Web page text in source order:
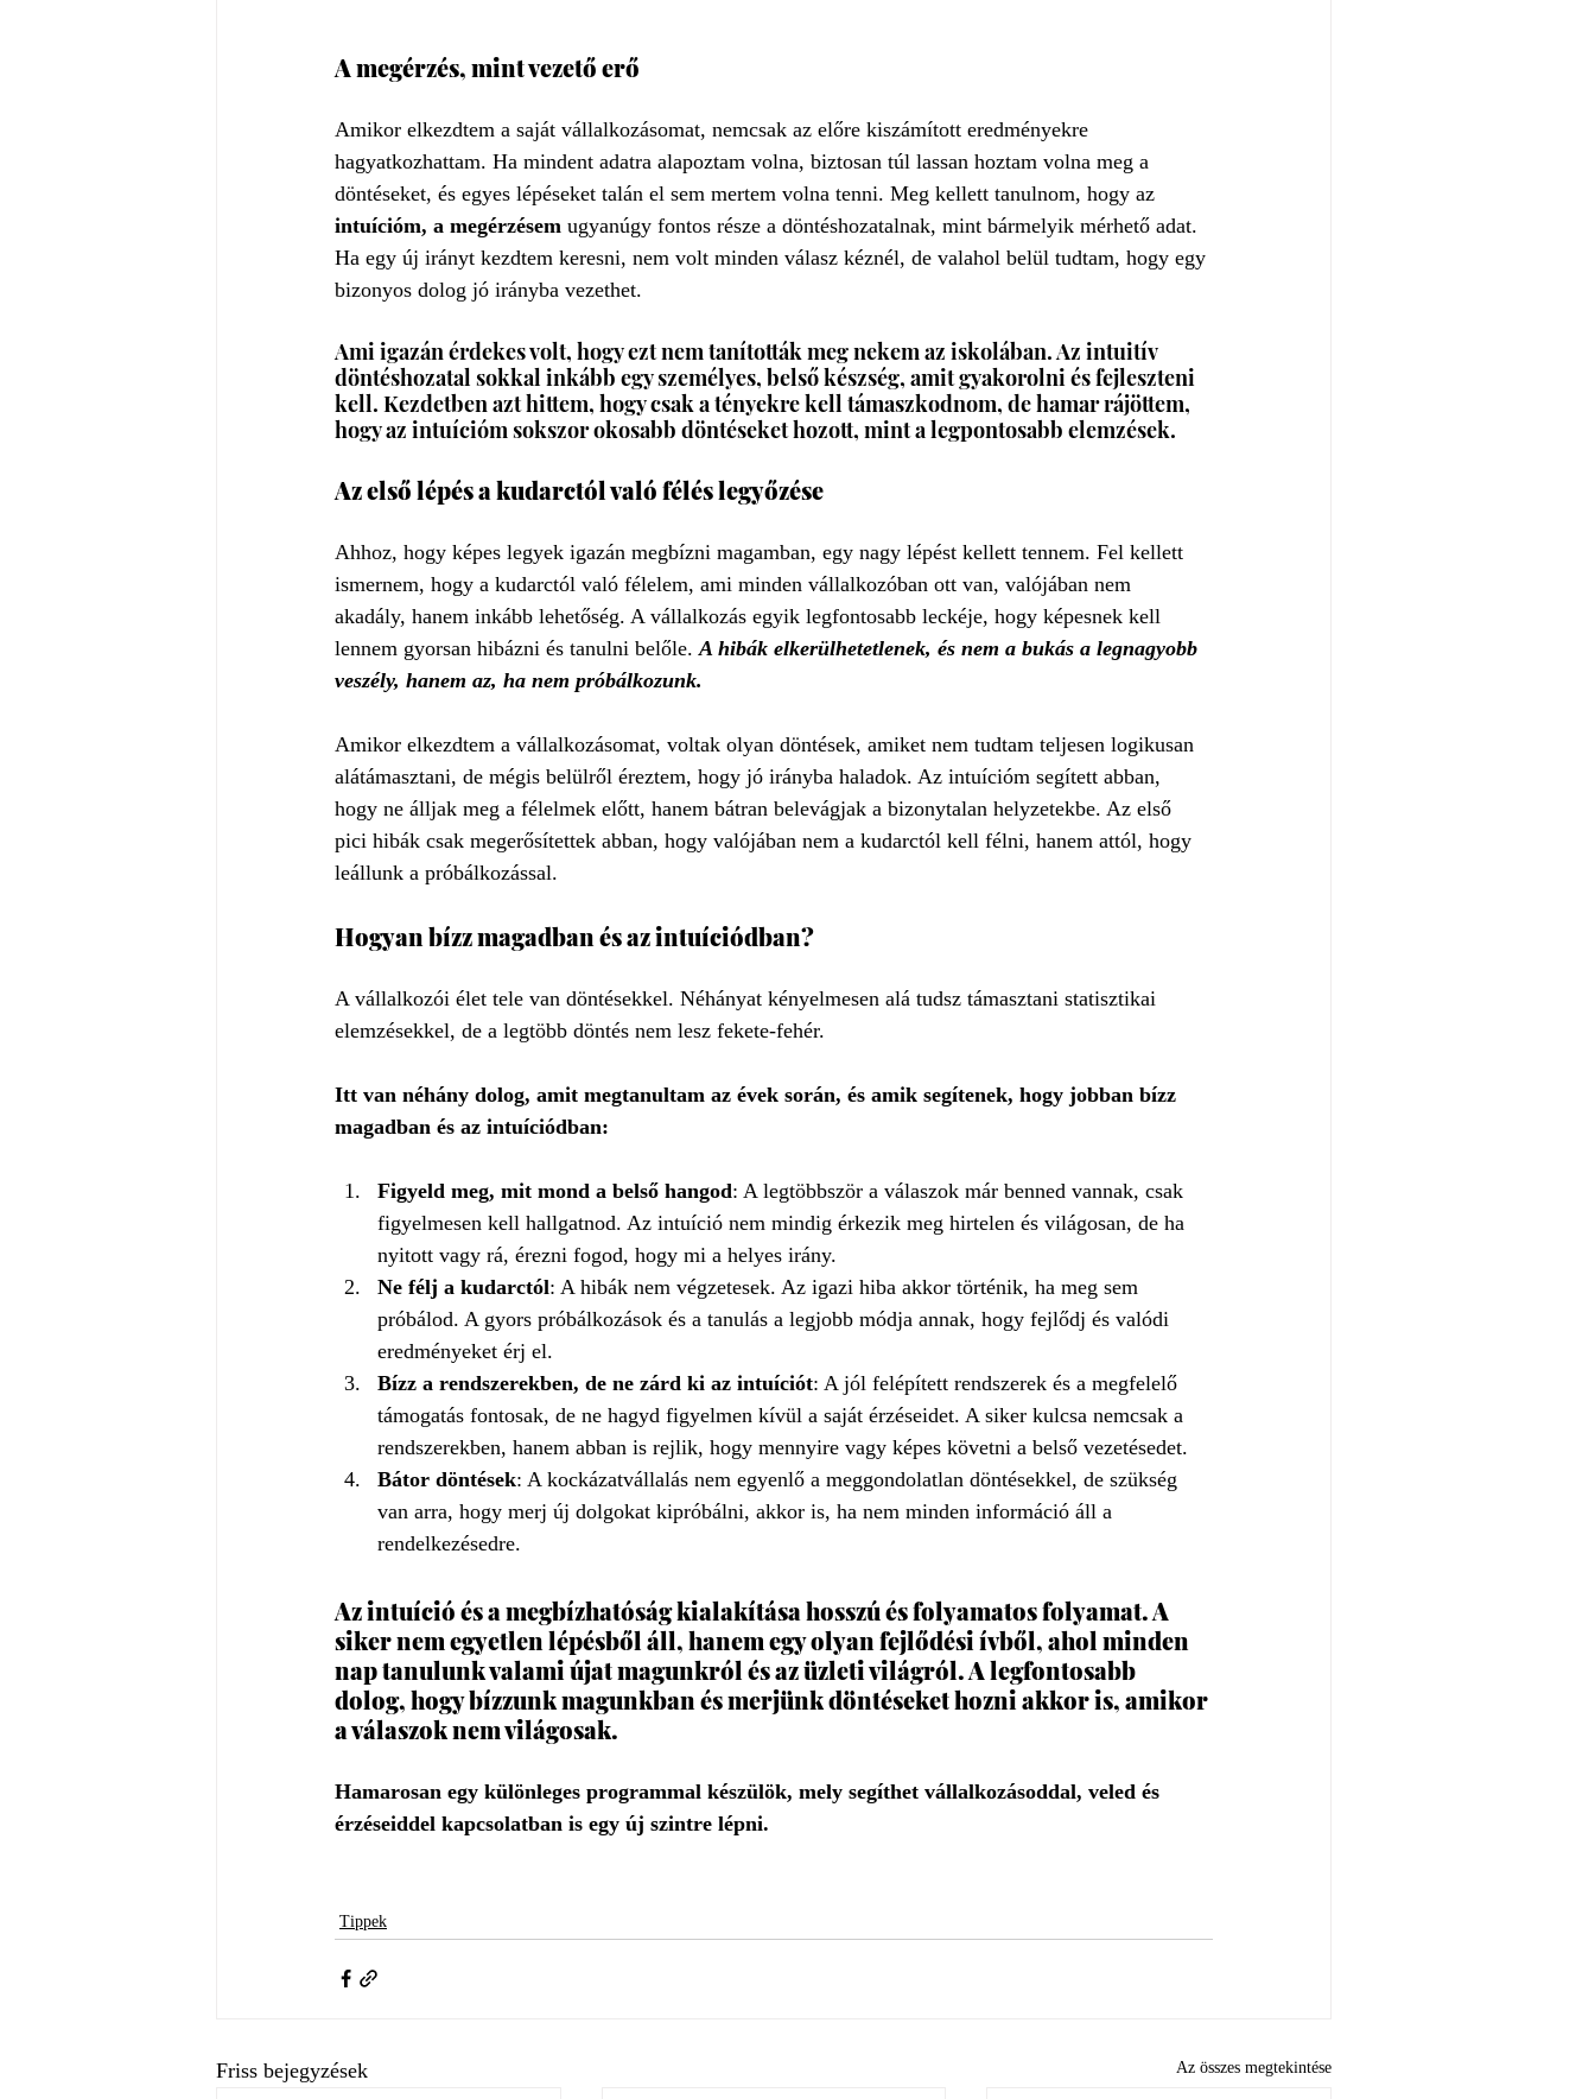
A megérzés, mint vezető erő
Amikor elkezdtem a saját vállalkozásomat, nemcsak az előre kiszámított eredményekre
hagyatkozhattam. Ha mindent adatra alapoztam volna, biztosan túl lassan hoztam volna meg a
döntéseket, és egyes lépéseket talán el sem mertem volna tenni. Meg kellett tanulnom, hogy az
intuícióm, a megérzésem ugyanúgy fontos része a döntéshozatalnak, mint bármelyik mérhető adat.
Ha egy új irányt kezdtem keresni, nem volt minden válasz kéznél, de valahol belül tudtam, hogy egy
bizonyos dolog jó irányba vezethet.
Ami igazán érdekes volt, hogy ezt nem tanították meg nekem az iskolában. Az intuitív
döntéshozatal sokkal inkább egy személyes, belső készség, amit gyakorolni és fejleszteni
kell. Kezdetben azt hittem, hogy csak a tényekre kell támaszkodnom, de hamar rájöttem,
hogy az intuícióm sokszor okosabb döntéseket hozott, mint a legpontosabb elemzések.
Az első lépés a kudarctól való félés legyőzése
Ahhoz, hogy képes legyek igazán megbízni magamban, egy nagy lépést kellett tennem. Fel kellett
ismernem, hogy a kudarctól való félelem, ami minden vállalkozóban ott van, valójában nem
akadály, hanem inkább lehetőség. A vállalkozás egyik legfontosabb leckéje, hogy képesnek kell
lennem gyorsan hibázni és tanulni belőle. A hibák elkerülhetetlenek, és nem a bukás a legnagyobb
veszély, hanem az, ha nem próbálkozunk.
Amikor elkezdtem a vállalkozásomat, voltak olyan döntések, amiket nem tudtam teljesen logikusan
alátámasztani, de mégis belülről éreztem, hogy jó irányba haladok. Az intuícióm segített abban,
hogy ne álljak meg a félelmek előtt, hanem bátran belevágjak a bizonytalan helyzetekbe. Az első
pici hibák csak megerősítettek abban, hogy valójában nem a kudarctól kell félni, hanem attól, hogy
leállunk a próbálkozással.
Hogyan bízz magadban és az intuíciódban?
A vállalkozói élet tele van döntésekkel. Néhányat kényelmesen alá tudsz támasztani statisztikai
elemzésekkel, de a legtöbb döntés nem lesz fekete-fehér.
Itt van néhány dolog, amit megtanultam az évek során, és amik segítenek, hogy jobban bízz
magadban és az intuíciódban:
Figyeld meg, mit mond a belső hangod: A legtöbbször a válaszok már benned vannak, csak
figyelmesen kell hallgatnod. Az intuíció nem mindig érkezik meg hirtelen és világosan, de ha
nyitott vagy rá, érezni fogod, hogy mi a helyes irány.
Ne félj a kudarctól: A hibák nem végzetesek. Az igazi hiba akkor történik, ha meg sem
próbálod. A gyors próbálkozások és a tanulás a legjobb módja annak, hogy fejlődj és valódi
eredményeket érj el.
Bízz a rendszerekben, de ne zárd ki az intuíciót: A jól felépített rendszerek és a megfelelő
támogatás fontosak, de ne hagyd figyelmen kívül a saját érzéseidet. A siker kulcsa nemcsak a
rendszerekben, hanem abban is rejlik, hogy mennyire vagy képes követni a belső vezetésedet.
Bátor döntések: A kockázatvállalás nem egyenlő a meggondolatlan döntésekkel, de szükség
van arra, hogy merj új dolgokat kipróbálni, akkor is, ha nem minden információ áll a
rendelkezésedre.
Az intuíció és a megbízhatóság kialakítása hosszú és folyamatos folyamat. A
siker nem egyetlen lépésből áll, hanem egy olyan fejlődési ívből, ahol minden
nap tanulunk valami újat magunkról és az üzleti világról. A legfontosabb
dolog, hogy bízzunk magunkban és merjünk döntéseket hozni akkor is, amikor
a válaszok nem világosak.
Hamarosan egy különleges programmal készülök, mely segíthet vállalkozásoddal, veled és
érzéseiddel kapcsolatban is egy új szintre lépni.
Tippek
Friss bejegyzések Az összes megtekintése